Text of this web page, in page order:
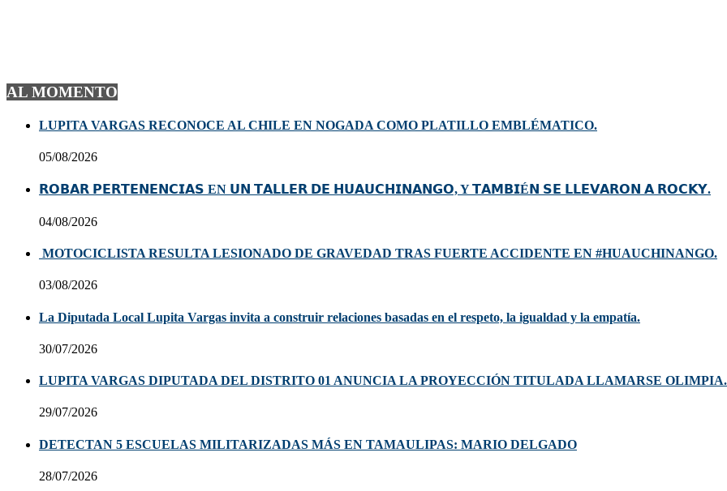
AL MOMENTO
LUPITA VARGAS RECONOCE AL CHILE EN NOGADA COMO PLATILLO EMBLÉMATICO.
05/08/2026
𝗥𝗢𝗕𝗔𝗥 𝗣𝗘𝗥𝗧𝗘𝗡𝗘𝗡𝗖𝗜𝗔𝗦 EN 𝗨𝗡 𝗧𝗔𝗟𝗟𝗘𝗥 𝗗𝗘 𝗛𝗨𝗔𝗨𝗖𝗛𝗜𝗡𝗔𝗡𝗚𝗢, Y 𝗧𝗔𝗠𝗕𝗜É𝗡 𝗦𝗘 𝗟𝗟𝗘𝗩𝗔𝗥𝗢𝗡 𝗔 𝗥𝗢𝗖𝗞𝗬.
04/08/2026
MOTOCICLISTA RESULTA LESIONADO DE GRAVEDAD TRAS FUERTE ACCIDENTE EN #HUAUCHINANGO.
03/08/2026
La Diputada Local Lupita Vargas invita a construir relaciones basadas en el respeto, la igualdad y la empatía.
30/07/2026
LUPITA VARGAS DIPUTADA DEL DISTRITO 01 ANUNCIA LA PROYECCIÓN TITULADA LLAMARSE OLIMPIA.
29/07/2026
DETECTAN 5 ESCUELAS MILITARIZADAS MÁS EN TAMAULIPAS: MARIO DELGADO
28/07/2026